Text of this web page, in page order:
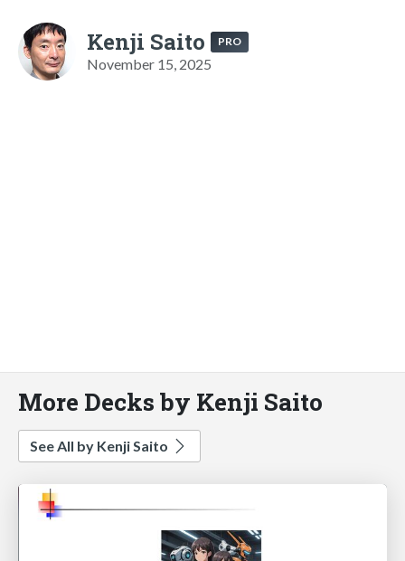
Kenji Saito PRO
November 15, 2025
More Decks by Kenji Saito
See All by Kenji Saito